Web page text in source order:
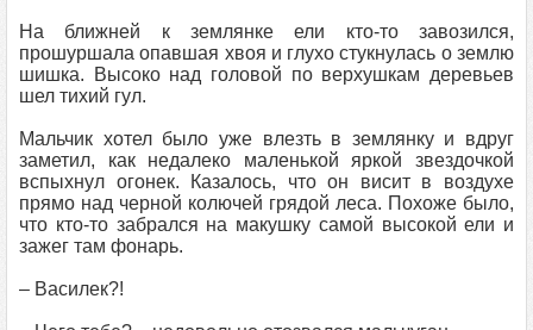
На ближней к землянке ели кто-то завозился,
прошуршала опавшая хвоя и глухо стукнулась о землю
шишка. Высоко над головой по верхушкам деревьев
шел тихий гул.
Мальчик хотел было уже влезть в землянку и вдруг
заметил, как недалеко маленькой яркой звездочкой
вспыхнул огонек. Казалось, что он висит в воздухе
прямо над черной колючей грядой леса. Похоже было,
что кто-то забрался на макушку самой высокой ели и
зажег там фонарь.
– Василек?!